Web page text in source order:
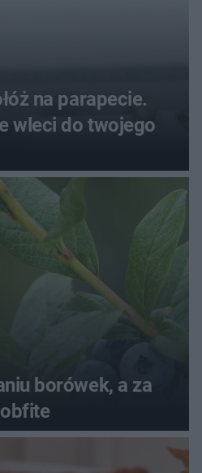
na parapecie.
wleci do twojego
borówek, a za